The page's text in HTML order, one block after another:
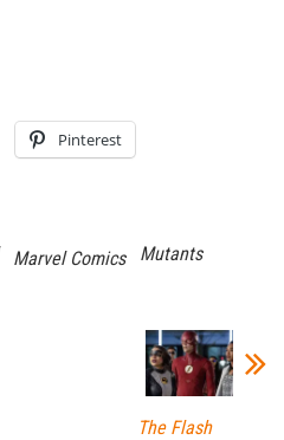
Pinterest
Marvel Comics
Mutants
The Flash